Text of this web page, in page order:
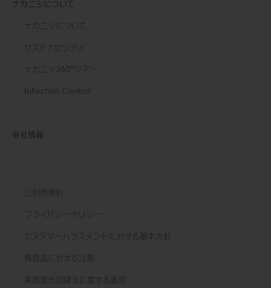
ナカニシについて
ナカニシについて
サステナビリティ
ナカニシ360°ツアー
Infection Control
会社情報
ご利用規約
プライバシーポリシー
カスタマーハラスメントに対する基本方針
模倣品に対する注意
英国現代奴隷法に関する表明